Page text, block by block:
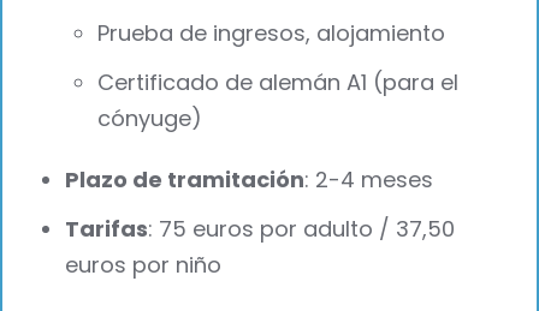
Prueba de ingresos, alojamiento
Certificado de alemán A1 (para el
cónyuge)
Plazo de tramitación: 2-4 meses
Tarifas: 75 euros por adulto / 37,50
euros por niño